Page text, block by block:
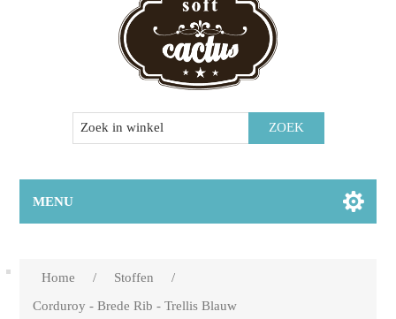
MENU
Home / Stoffen
/
Corduroy - Brede Rib - Trellis Blauw